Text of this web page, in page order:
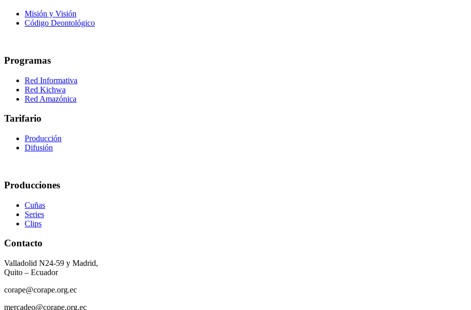
Misión y Visión
Código Deontológico
Programas
Red Informativa
Red Kichwa
Red Amazónica
Tarifario
Producción
Difusión
Producciones
Cuñas
Series
Clips
Contacto
Valladolid N24-59 y Madrid,
Quito – Ecuador
corape@corape.org.ec
mercadeo@corape.org.ec